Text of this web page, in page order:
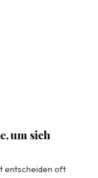
um sich
entscheiden oft